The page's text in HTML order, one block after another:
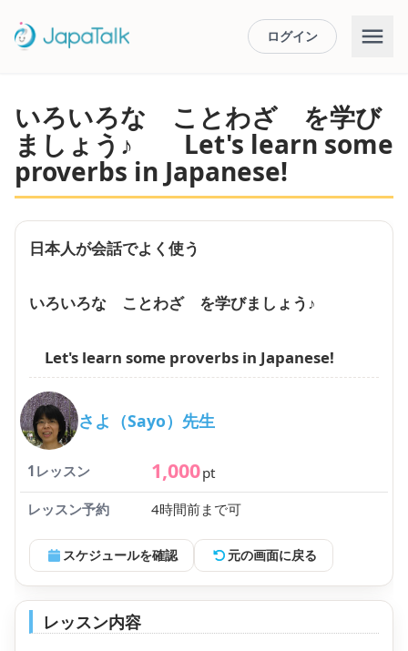
ログイン
いろいろな ことわざ を学び
ましょう♪ Let's learn some
proverbs in Japanese!
日本人が会話でよく使う
いろいろな ことわざ を学びましょう♪
Let's learn some proverbs in Japanese!
さよ（Sayo）先生
1レッスン 1,000pt
レッスン予約
4時間前まで可
スケジュールを確認 元の画面に戻る
レッスン内容